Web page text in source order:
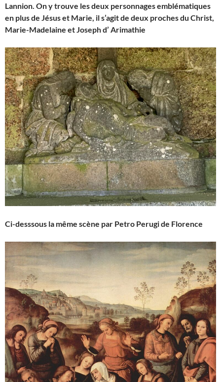
Lannion. On y trouve les deux personnages emblématiques
en plus de Jésus et Marie, il s’agit de deux proches du Christ,
Marie-Madelaine et Joseph d’ Arimathie
Ci-desssous la même scène par Petro Perugi de Florence